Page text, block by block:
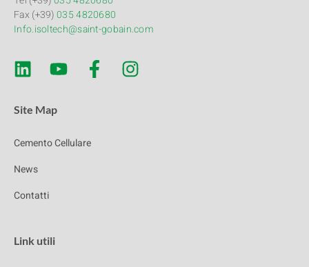
Fax (+39)035 4820680
Info.isoltech@saint-gobain.com
Site Map
Cemento Cellulare
News
Contatti
Link utili